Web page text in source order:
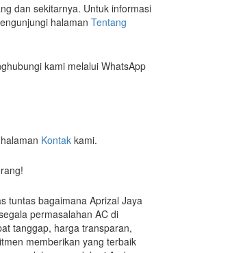
dan sekitarnya. Untuk informasi
halamanTentang
kami melalui WhatsApp
Kontak kami.
tuntas bagaimana Aprizal Jaya
permasalahan AC di
tanggap, harga transparan,
memberikan yang terbaik